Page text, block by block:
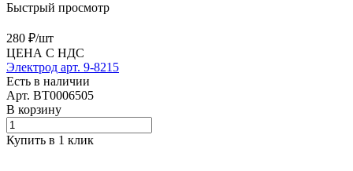
Быстрый просмотр
280 ₽/шт
ЦЕНА С НДС
Электрод арт. 9-8215
Есть в наличии
Арт. BT0006505
В корзину
Купить в 1 клик